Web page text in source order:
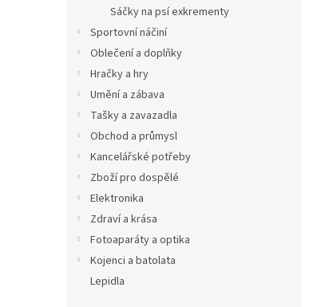
Sáčky na psí exkrementy
Sportovní náčiní
Oblečení a doplňky
Hračky a hry
Umění a zábava
Tašky a zavazadla
Obchod a průmysl
Kancelářské potřeby
Zboží pro dospělé
Elektronika
Zdraví a krása
Fotoaparáty a optika
Kojenci a batolata
Lepidla